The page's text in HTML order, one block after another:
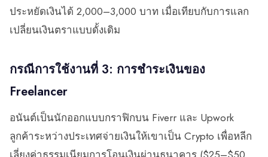
ประหยัดเงินได้ 2,000–3,000 บาท เมื่อเทียบกับการแลก
เปลี่ยนเงินตราแบบดั้งเดิม
กรณีการใช้งานที่ 3: การชำระเงินของ
Freelancer
อนันต์เป็นนักออกแบบกราฟิกบน Fiverr และ Upwork
ลูกค้าระหว่างประเทศจ่ายเงินให้เขาเป็น Crypto เพื่อหลีก